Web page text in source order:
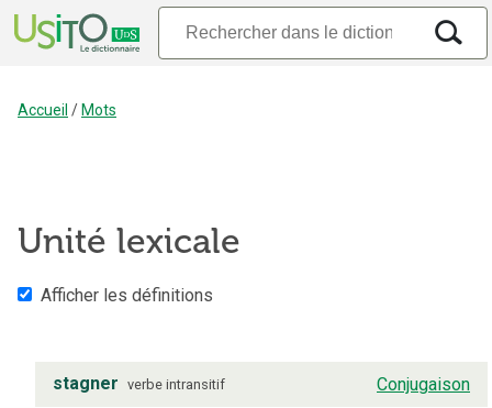
Accueil / Mots
Unité lexicale
Afficher les définitions
stagner verbe intransitif Conjugaison